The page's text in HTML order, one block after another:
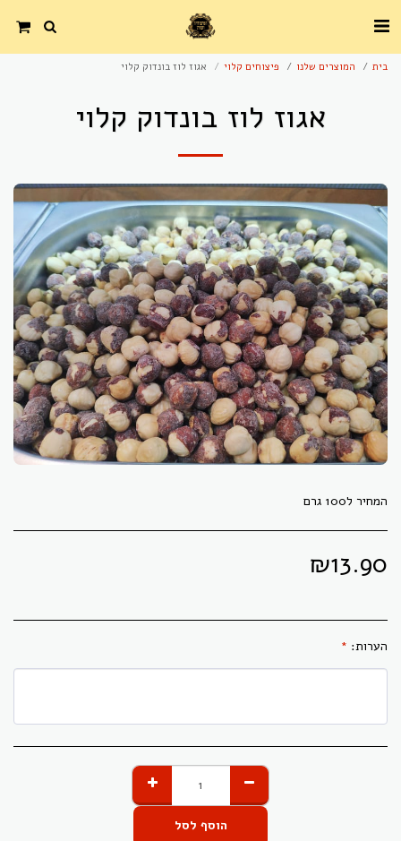
בית המוצרים שלנו פיצוחים קלוי אגוז לוז בונדוק קלוי
אגוז לוז בונדוק קלוי
המחיר ל100 גרם
₪13.90
הערות: *
הוסף לסל